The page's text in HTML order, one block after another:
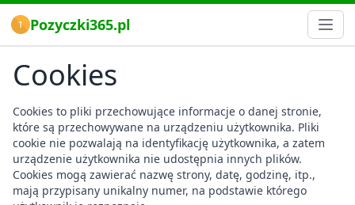
Pozyczki365.pl
Cookies
Cookies to pliki przechowujące informacje o danej stronie,
które są przechowywane na urządzeniu użytkownika. Pliki
cookie nie pozwalają na identyfikację użytkownika, a zatem
urządzenie użytkownika nie udostępnia innych plików.
Cookies mogą zawierać nazwę strony, datę, godzinę, itp.,
mają przypisany unikalny numer, na podstawie którego